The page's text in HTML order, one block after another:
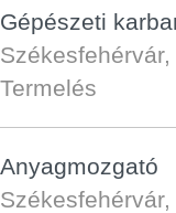
Gépészeti
Termelés
Anyagmozgató